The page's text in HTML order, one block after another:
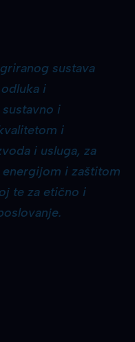
sustava
i
i
i
i usluga, za
i zaštitom
te za etično i